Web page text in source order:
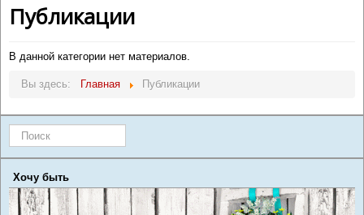
Публикации
В данной категории нет материалов.
Вы здесь: Главная Публикации
Искать...
Хочу быть